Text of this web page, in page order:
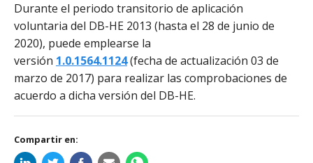
Durante el periodo transitorio de aplicación
voluntaria del DB-HE 2013 (hasta el 28 de junio de
2020), puede emplearse la
versión 1.0.1564.1124(fecha de actualización 03 de
marzo de 2017) para realizar las comprobaciones de
acuerdo a dicha versión del DB-HE.
Compartir en: